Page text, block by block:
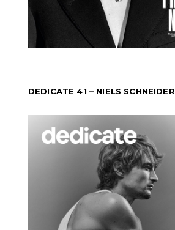
DEDICATE 41 – NIELS SCHNEIDER